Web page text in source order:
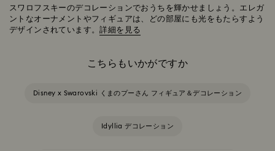
スワロフスキーのデコレーションでおうちを輝かせましょう。エレガ
ントなオーナメントやフィギュアは、どの部屋にも光をもたらすよう
デザインされています。詳細を見る
こちらもいかがですか
Disney x Swarovski くまのプーさん フィギュア＆デコレーション
Idyllia デコレーション